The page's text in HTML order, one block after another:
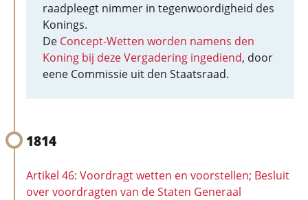
raadpleegt nimmer in tegenwoordigheid des
Konings.
De Concept-Wetten worden namens den
Koning bij deze Vergadering ingediend, door
eene Commissie uit den Staatsraad.
1814
Artikel 46: Voordragt wetten en voorstellen; Besluit
over voordragten van de Staten Generaal